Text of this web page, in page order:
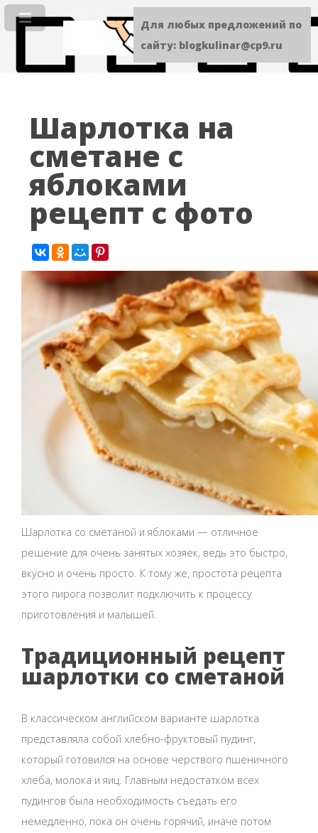
Шарлотка на
сметане с
яблоками
рецепт с фото
Шарлотка со сметаной и яблоками — отличное
решение для очень занятых хозяек, ведь это быстро,
вкусно и очень просто. К тому же, простота рецепта
этого пирога позволит подключить к процессу
приготовления и малышей.
Традиционный рецепт
шарлотки со сметаной
В классическом английском варианте шарлотка
представляла собой хлебно-фруктовый пудинг,
который готовился на основе черствого пшеничного
хлеба, молока и яиц. Главным недостатком всех
пудингов была необходимость съедать его
немедленно, пока он очень горячий, иначе потом
Для любых предложений по
сайту: blogkulinar@cp9.ru